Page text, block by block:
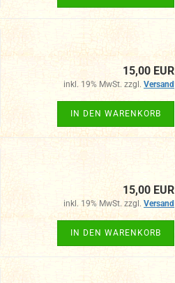
15,00 EUR
inkl. 19% MwSt. zzgl. Versand
IN DEN WARENKORB
15,00 EUR
inkl. 19% MwSt. zzgl. Versand
IN DEN WARENKORB